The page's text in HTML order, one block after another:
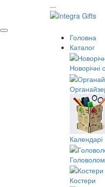
...
Головна
Каталог
Новорічні
Календарі
Костери